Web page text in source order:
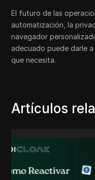
El futuro de las
automatización, la
navegador
adecuado puede darle
que necesita.
Artículos